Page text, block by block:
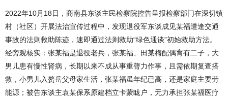
2022年10月18日，商南县东谈主民检察院控告呈报检察部门在深切镇
村（社区）开展法治宣传过程中，发现退役军东谈成见某福遭逢交通
事故的法则救助陈迹，速即通过法则救助“绿色通谈”初始救助方法。
经旁观核实：张某福是退役老兵，张某福、田某梅配偶育有二子，大
男儿患有慢性肾病，长期以来不成从事重膂力作事，且需依期复查搭
救，小男儿入赘岳父母家生活，张某福虽年纪已高，还是家庭主要劳
能源；被告东谈主袁某保系原建档立卡蒙眬户，无力承担张某福医疗